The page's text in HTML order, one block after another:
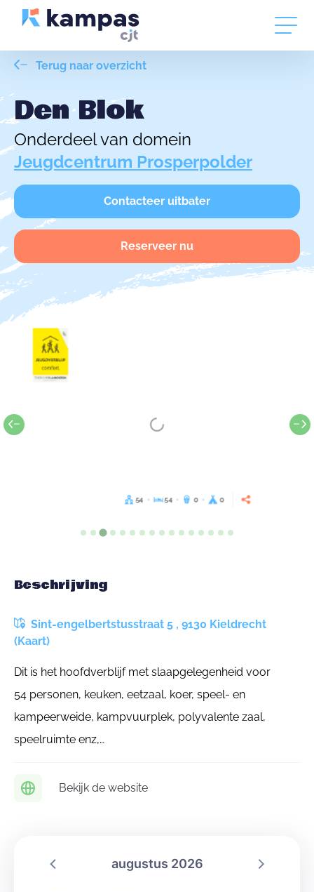
Terug naar overzicht
Den Blok
Onderdeel van domein
Jeugdcentrum Prosperpolder
Contacteer uitbater
Reserveer nu
54 54 0 0
Beschrijving
Sint-engelbertstusstraat 5 , 9130 Kieldrecht
(Kaart)
Dit is het hoofdverblijf met slaapgelegenheid voor
54 personen, keuken, eetzaal, koer, speel- en
kampeerweide, kampvuurplek, polyvalente zaal,
speelruimte enz,…
Bekijk de website
augustus 2026